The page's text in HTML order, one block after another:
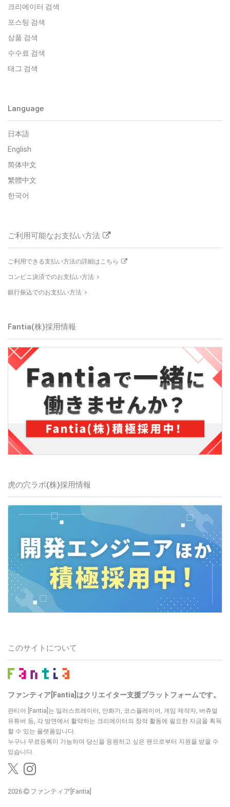
크리에이터 검색
포스팅 검색
상품 검색
수수료 검색
태그 검색
Language
日本語
English
简体中文
繁體中文
한국어
ご利用可能なお支払い方法
ご利用できる支払い方法の詳細はこちら
コンビニ決済でのお支払い方法
銀行振込でのお支払い方法
Fantia(株)採用情報
虎の穴ラボ(株)採用情報
このサイトについて
ファンティア[Fantia]はクリエイター支援プラットフォームです。
판티아 [Fantia]는 일러스트레이터, 만화가, 코스플레이어, 게임 제작자, 버츄얼
유튜버 등, 각 방면에서 활약하는 크리에이터의 창작 활동에 필요한 자금을 획득
할 수 있는 플랫폼입니다.
누구나 무료등록이 가능하며 당신을 응원하고 싶은 팬으로부터 지원을 받을 수
있습니다.
2026 ファンティア[Fantia]